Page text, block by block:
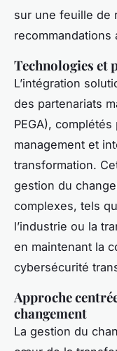
sur une feuille de
recommandations
Technologies et
L’intégration
des partenariats
PEGA),
management et
transformation.
gestion du
complexes, tels
l’industrie ou la
en maintenant la
cybersécurité
Approche
changement
La gestion du